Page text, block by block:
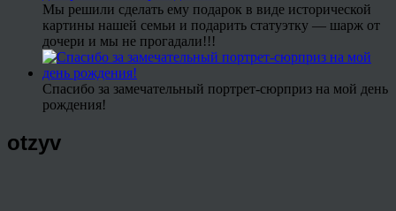
Мы решили сделать ему подарок в виде исторической
картины нашей семьи и подарить статуэтку — шарж от
дочери и мы не прогадали!!!
Спасибо за замечательный портрет-сюрприз на мой день
рождения!
otzyv